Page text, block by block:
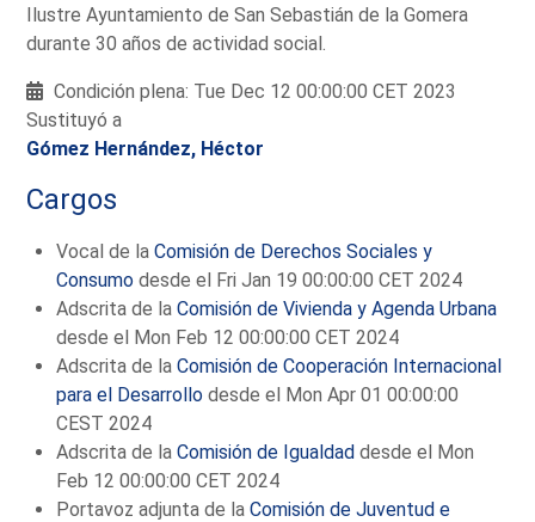
Ilustre Ayuntamiento de San Sebastián de la Gomera
durante 30 años de actividad social.
Condición plena: Tue Dec 12 00:00:00 CET 2023
Sustituyó a
Gómez Hernández, Héctor
Cargos
Vocal de laComisión de Derechos Sociales y
Consumo desde el Fri Jan 19 00:00:00 CET 2024
Adscrita de laComisión de Vivienda y Agenda Urbana
desde el Mon Feb 12 00:00:00 CET 2024
Adscrita de laComisión de Cooperación Internacional
para el Desarrollo desde el Mon Apr 01 00:00:00
CEST 2024
Adscrita de laComisión de Igualdad desde el Mon
Feb 12 00:00:00 CET 2024
Portavoz adjunta de laComisión de Juventud e